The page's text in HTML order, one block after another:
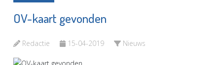
OV-kaart gevonden
Redactie 15-04-2019 Nieuws